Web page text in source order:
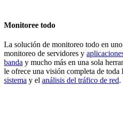
Monitoree todo
La solución de monitoreo todo en
monitoreo de servidores y
banda y mucho más en una sola
le ofrece una visión completa de toda
sistema y el análisis del tráfico de red.